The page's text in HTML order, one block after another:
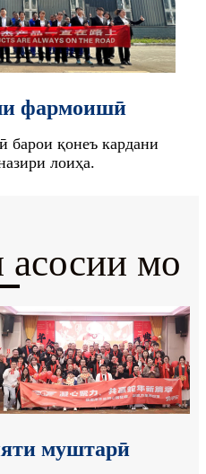
фармоишӣ
қонеъ кардани
лоиҳа.
мо
муштарӣ